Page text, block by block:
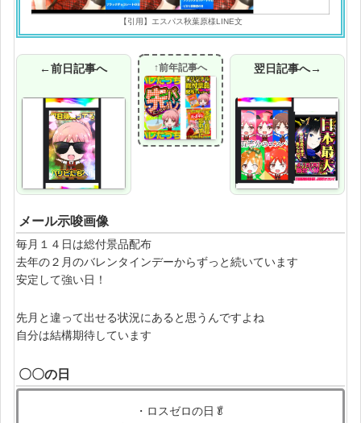
【引用】エスパス秋葉原様LINE文
←前日記事へ ↑前年記事へ 翌日記事へ→
メール示唆画像
毎月１４日は総付景品配布
去年の２月のバレンタインデーからずっと続いています
安定して強い日！
先月と違って出せる状況にあると思うんですよね
自分は結構期待しています
〇〇の日
・ロスゼロの日🥬